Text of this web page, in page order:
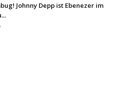
Johnny Depp ist Ebenezer im